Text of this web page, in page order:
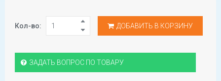
Кол-во: ДОБАВИТЬ В КОРЗИНУ
ЗАДАТЬ ВОПРОС ПО ТОВАРУ